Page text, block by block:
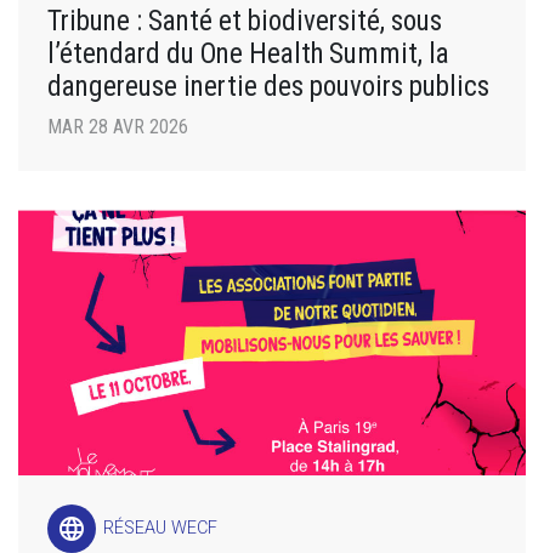
Tribune : Santé et biodiversité, sous
l’étendard du One Health Summit, la
dangereuse inertie des pouvoirs publics
MAR 28 AVR 2026
language RÉSEAU WECF